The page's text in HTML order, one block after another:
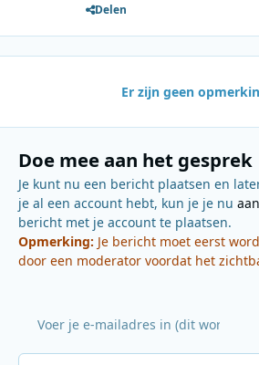
Delen
Er zijn geen
Doe mee aan het gesprek
Je kunt nu een bericht plaatsen en
je al een account hebt, kun je je nu
bericht met je account te plaatsen.
Opmerking: Je bericht moet eerst
door een moderator voordat het